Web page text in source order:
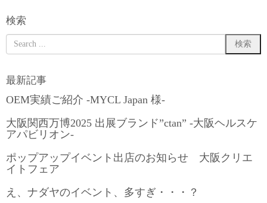
検索
最新記事
OEM実績ご紹介 -MYCL Japan 様-
大阪関西万博2025 出展ブランド”ctan” -大阪ヘルスケ
アパビリオン-
ポップアップイベント出店のお知らせ 大阪クリエ
イトフェア
え、ナダヤのイベント、多すぎ・・・？